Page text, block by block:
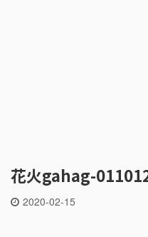
花火gahag-
2020-02-15